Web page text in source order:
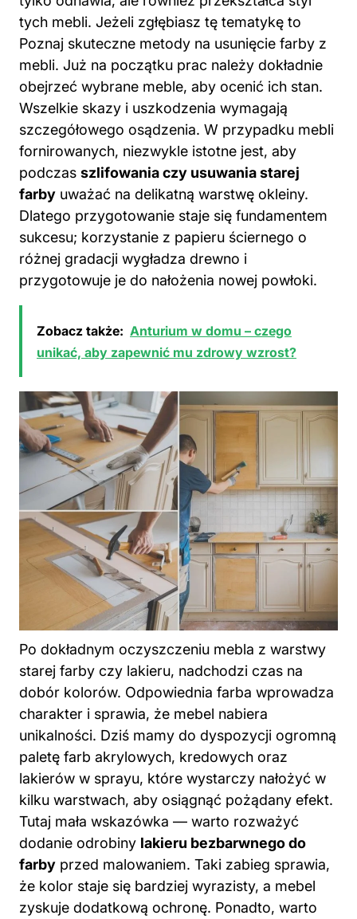
tych mebli. Jeżeli zgłębiasz tę tematykę to
Poznaj skuteczne metody na usunięcie farby z
mebli. Już na początku prac należy dokładnie
obejrzeć wybrane meble, aby ocenić ich stan.
Wszelkie skazy i uszkodzenia wymagają
szczegółowego osądzenia. W przypadku mebli
fornirowanych, niezwykle istotne jest, aby
podczas szlifowania czy usuwania starej
farby uważać na delikatną warstwę okleiny.
Dlatego przygotowanie staje się fundamentem
sukcesu; korzystanie z papieru ściernego o
różnej gradacji wygładza drewno i
przygotowuje je do nałożenia nowej powłoki.
Zobacz także: Anturium w domu – czego
unikać, aby zapewnić mu zdrowy wzrost?
Po dokładnym oczyszczeniu mebla z warstwy
starej farby czy lakieru, nadchodzi czas na
dobór kolorów. Odpowiednia farba wprowadza
charakter i sprawia, że mebel nabiera
unikalności. Dziś mamy do dyspozycji ogromną
paletę farb akrylowych, kredowych oraz
lakierów w sprayu, które wystarczy nałożyć w
kilku warstwach, aby osiągnąć pożądany efekt.
Tutaj mała wskazówka — warto rozważyć
dodanie odrobiny lakieru bezbarwnego do
farby przed malowaniem. Taki zabieg sprawia,
że kolor staje się bardziej wyrazisty, a mebel
zyskuje dodatkową ochronę. Ponadto, warto